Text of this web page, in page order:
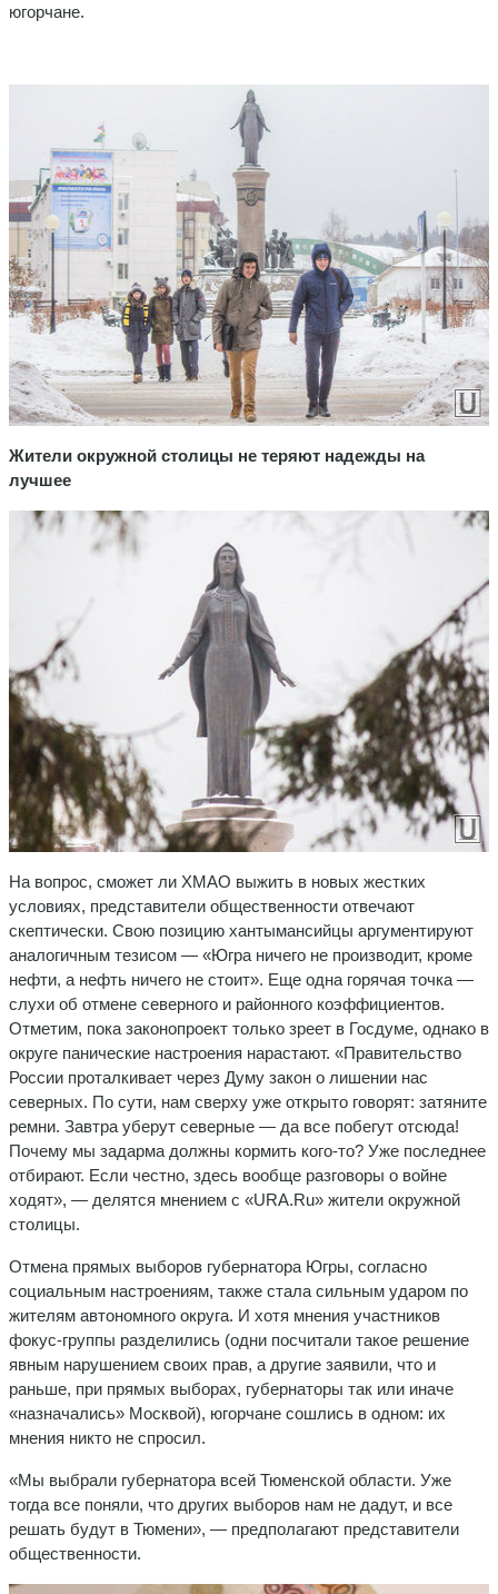
югорчане.
Жители окружной столицы не теряют надежды на
лучшее
На вопрос, сможет ли ХМАО выжить в новых жестких
условиях, представители общественности отвечают
скептически. Свою позицию хантымансийцы аргументируют
аналогичным тезисом — «Югра ничего не производит, кроме
нефти, а нефть ничего не стоит». Еще одна горячая точка —
слухи об отмене северного и районного коэффициентов.
Отметим, пока законопроект только зреет в Госдуме, однако в
округе панические настроения нарастают. «Правительство
России проталкивает через Думу закон о лишении нас
северных. По сути, нам сверху уже открыто говорят: затяните
ремни. Завтра уберут северные — да все побегут отсюда!
Почему мы задарма должны кормить кого-то? Уже последнее
отбирают. Если честно, здесь вообще разговоры о войне
ходят», — делятся мнением с «URA.Ru» жители окружной
столицы.
Отмена прямых выборов губернатора Югры, согласно
социальным настроениям, также стала сильным ударом по
жителям автономного округа. И хотя мнения участников
фокус-группы разделились (одни посчитали такое решение
явным нарушением своих прав, а другие заявили, что и
раньше, при прямых выборах, губернаторы так или иначе
«назначались» Москвой), югорчане сошлись в одном: их
мнения никто не спросил.
«Мы выбрали губернатора всей Тюменской области. Уже
тогда все поняли, что других выборов нам не дадут, и все
решать будут в Тюмени», — предполагают представители
общественности.